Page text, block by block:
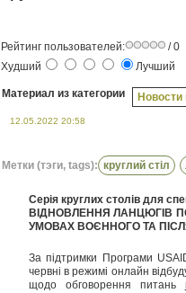
Рейтинг пользователей:
/ 0
Худший
Лучший
Материал из категории Новости
12.05.2022 20:58
Метки (тэги, tags): круглий стіл
Серія круглих столів для
ВІДНОВЛЕННЯ ЛАНЦЮГІВ
УМОВАХ ВОЄННОГО ТА
За підтримки Програми
червні в режимі онлайн
щодо обговорення питань